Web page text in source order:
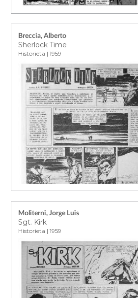
Breccia, Alberto
Sherlock Time
Historieta | 1959
Moliterni, Jorge Luis
Sgt. Kirk
Historieta | 1959